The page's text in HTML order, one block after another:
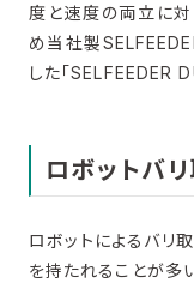
度と速度の両立に
め当社製
した「SELFEEDER
ロボットバ
ロボットによるバリ
を持たれることが多い